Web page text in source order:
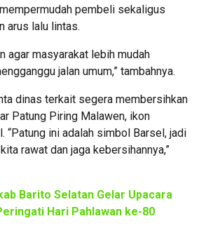
pembeli sekaligus
arus lalu lintas.
agar masyarakat lebih mudah
jalan umum,” tambahnya.
dinas terkait segera membersihkan
Patung Piring Malawen, ikon
“Patung ini adalah simbol Barsel, jadi
rawat dan jaga kebersihannya,”
Barito Selatan Gelar Upacara
Hari Pahlawan ke-80